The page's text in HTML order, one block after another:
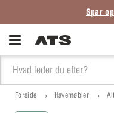
Spar
Forside Havemøbler